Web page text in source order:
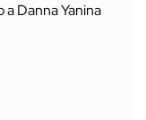
Danna Yanina